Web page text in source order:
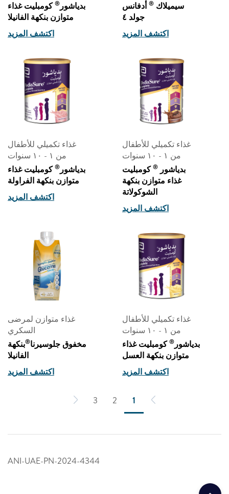
سيميلاك ®أدفانس
جولد ٤
اكتشف المزيد
بدياشور ®كومبليت غذاء
متوازن بنكهة الفانيلا
اكتشف المزيد
غذاء تكميلي للأطفال
من ١ - ١٠ سنوات
بدياشور ®كومبليت
غذاء متوازن بنكهة
الشوكولاتة
اكتشف المزيد
غذاء تكميلي للأطفال
من ١ - ١٠ سنوات
بدياشور ®كومبليت غذاء
متوازن بنكهة الفراولة
اكتشف المزيد
غذاء تكميلي للأطفال
من ١ - ١٠ سنوات
بدياشور ®كومبليت غذاء
متوازن بنكهة العسل
اكتشف المزيد
غذاء متوازن لمرضى
السكري
مخفوق جلوسيرنا®بنكهة
الفانيلا
اكتشف المزيد
1
2
3
ANI-UAE-PN-2024-4344